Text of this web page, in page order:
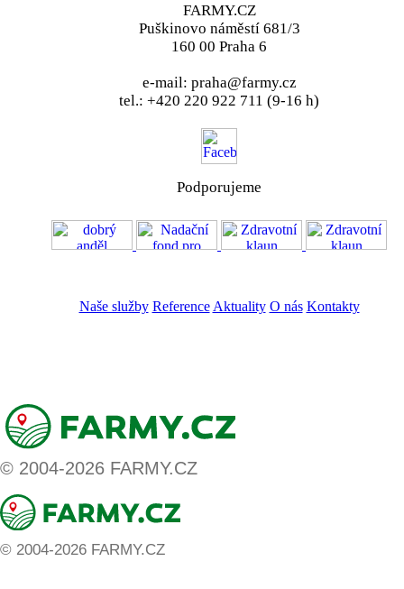
FARMY.CZ
Puškinovo náměstí 681/3
160 00 Praha 6
e-mail: praha@farmy.cz
tel.: +420 220 922 711 (9-16 h)
Podporujeme
Naše služby Reference Aktuality O nás Kontakty
© 2004-2026 FARMY.CZ
© 2004-2026 FARMY.CZ